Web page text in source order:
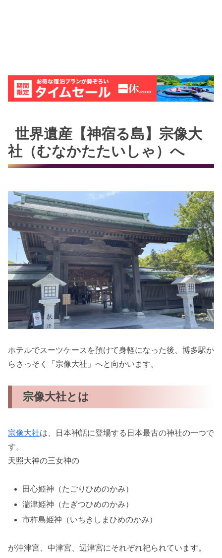
世界遺産【神宿る島】宗像大
社（むなかたたいしゃ）へ
ホテルでスーツケースを預けて身軽になった後、博多駅か
らさっそく「宗像大社」へと向かいます。
宗像大社とは
宗像大社は、日本神話に登場する日本最古の神社の一つで
す。
天照大神の三女神の
田心姫神（たごりひめのかみ）
湍津姫神（たぎつひめのかみ）
市杵島姫神（いちきしまひめのかみ）
が沖津宮、中津宮、辺津宮にそれぞれ祀られています。